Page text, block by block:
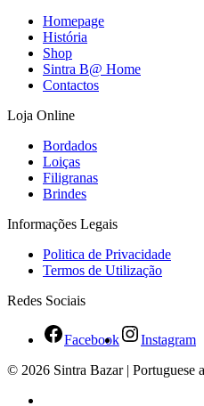
Homepage
História
Shop
Sintra B@ Home
Contactos
Loja Online
Bordados
Loiças
Filigranas
Brindes
Informações Legais
Politica de Privacidade
Termos de Utilização
Redes Sociais
Facebook
Instagram
© 2026 Sintra Bazar | Portuguese